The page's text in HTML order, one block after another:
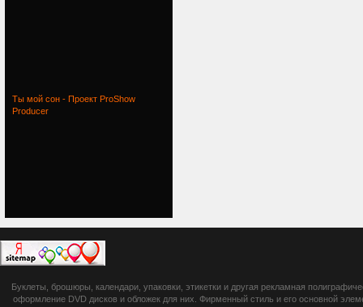
Ты мой сон - Проект ProShow
Producer
botsetto.ru -
photoshop,
Буклеты, брошюры, календари, упаковки, этикетки и другая рекламная
оформление DVD дисков и обложек для них. Фирменный стиль и его основной